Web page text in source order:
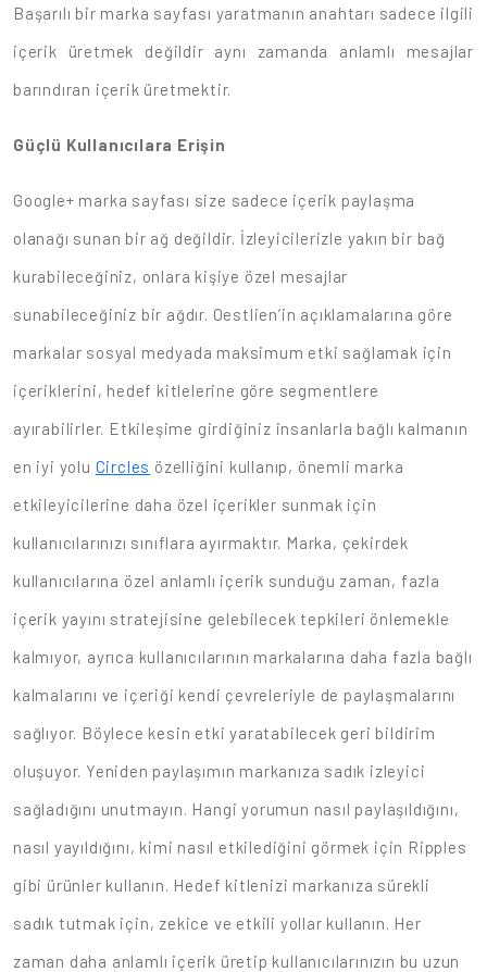
Başarılı bir marka sayfası yaratmanın anahtarı sadece ilgili
içerik üretmek değildir aynı zamanda anlamlı mesajlar
barındıran içerik üretmektir.
Güçlü Kullanıcılara Erişin
Google+ marka sayfası size sadece içerik paylaşma
olanağı sunan bir ağ değildir. İzleyicilerizle yakın bir bağ
kurabileceğiniz, onlara kişiye özel mesajlar
sunabileceğiniz bir ağdır. Oestlien’in açıklamalarına göre
markalar sosyal medyada maksimum etki sağlamak için
içeriklerini, hedef kitlelerine göre segmentlere
ayırabilirler. Etkileşime girdiğiniz insanlarla bağlı kalmanın
en iyi yolu Circles özelliğini kullanıp, önemli marka
etkileyicilerine daha özel içerikler sunmak için
kullanıcılarınızı sınıflara ayırmaktır. Marka, çekirdek
kullanıcılarına özel anlamlı içerik sunduğu zaman, fazla
içerik yayını stratejisine gelebilecek tepkileri önlemekle
kalmıyor, ayrıca kullanıcılarının markalarına daha fazla bağlı
kalmalarını ve içeriği kendi çevreleriyle de paylaşmalarını
sağlıyor. Böylece kesin etki yaratabilecek geri bildirim
oluşuyor. Yeniden paylaşımın markanıza sadık izleyici
sağladığını unutmayın. Hangi yorumun nasıl paylaşıldığını,
nasıl yayıldığını, kimi nasıl etkilediğini görmek için Ripples
gibi ürünler kullanın. Hedef kitlenizi markanıza sürekli
sadık tutmak için, zekice ve etkili yollar kullanın. Her
zaman daha anlamlı içerik üretip kullanıcılarınızın bu uzun